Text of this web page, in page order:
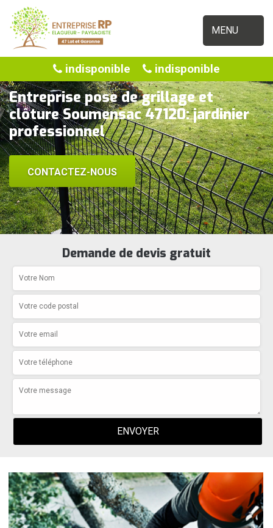
MENU
indisponible indisponible
Entreprise pose de grillage et
clôture Soumensac 47120: jardinier
professionnel
CONTACTEZ-NOUS
Demande de devis gratuit